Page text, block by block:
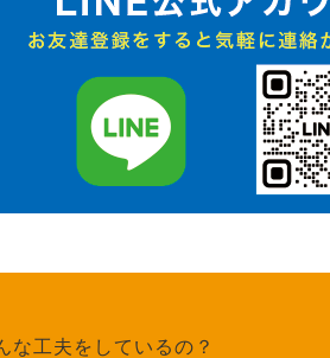
な工夫をしているの？